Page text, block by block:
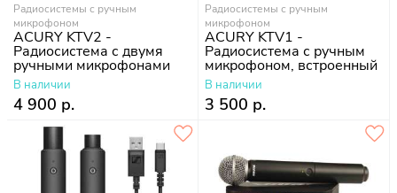
Радиосистемы с ручным
микрофоном
ACURY KTV2 -
Радиосистема с двумя
ручными микрофонами
В наличии
4 900 р.
Радиосистемы с ручным
микрофоном
ACURY KTV1 -
Радиосистема с ручным
микрофоном, встроенный
аккумулятор
В наличии
3 500 р.